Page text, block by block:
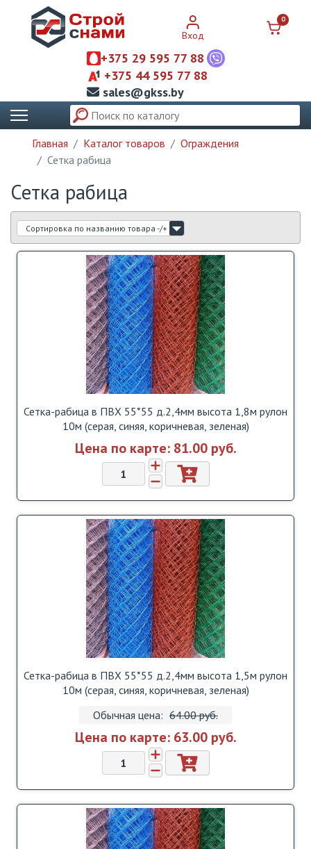
+375 29 595 77 88
+375 44 595 77 88
sales@gkss.by
Вход
0
Главная Каталог товаров
Ограждения
Сетка рабица
Сетка рабица
Сортировка по названию товара -/+
Сетка-рабица в ПВХ 55*55 д.2,4мм высота 1,8м рулон
10м (серая, синяя, коричневая, зеленая)
Цена по карте: 81.00 pуб.
Сетка-рабица в ПВХ 55*55 д.2,4мм высота 1,5м рулон
10м (серая, синяя, коричневая, зеленая)
Обычная цена: 64.00 pуб.
Цена по карте: 63.00 pуб.